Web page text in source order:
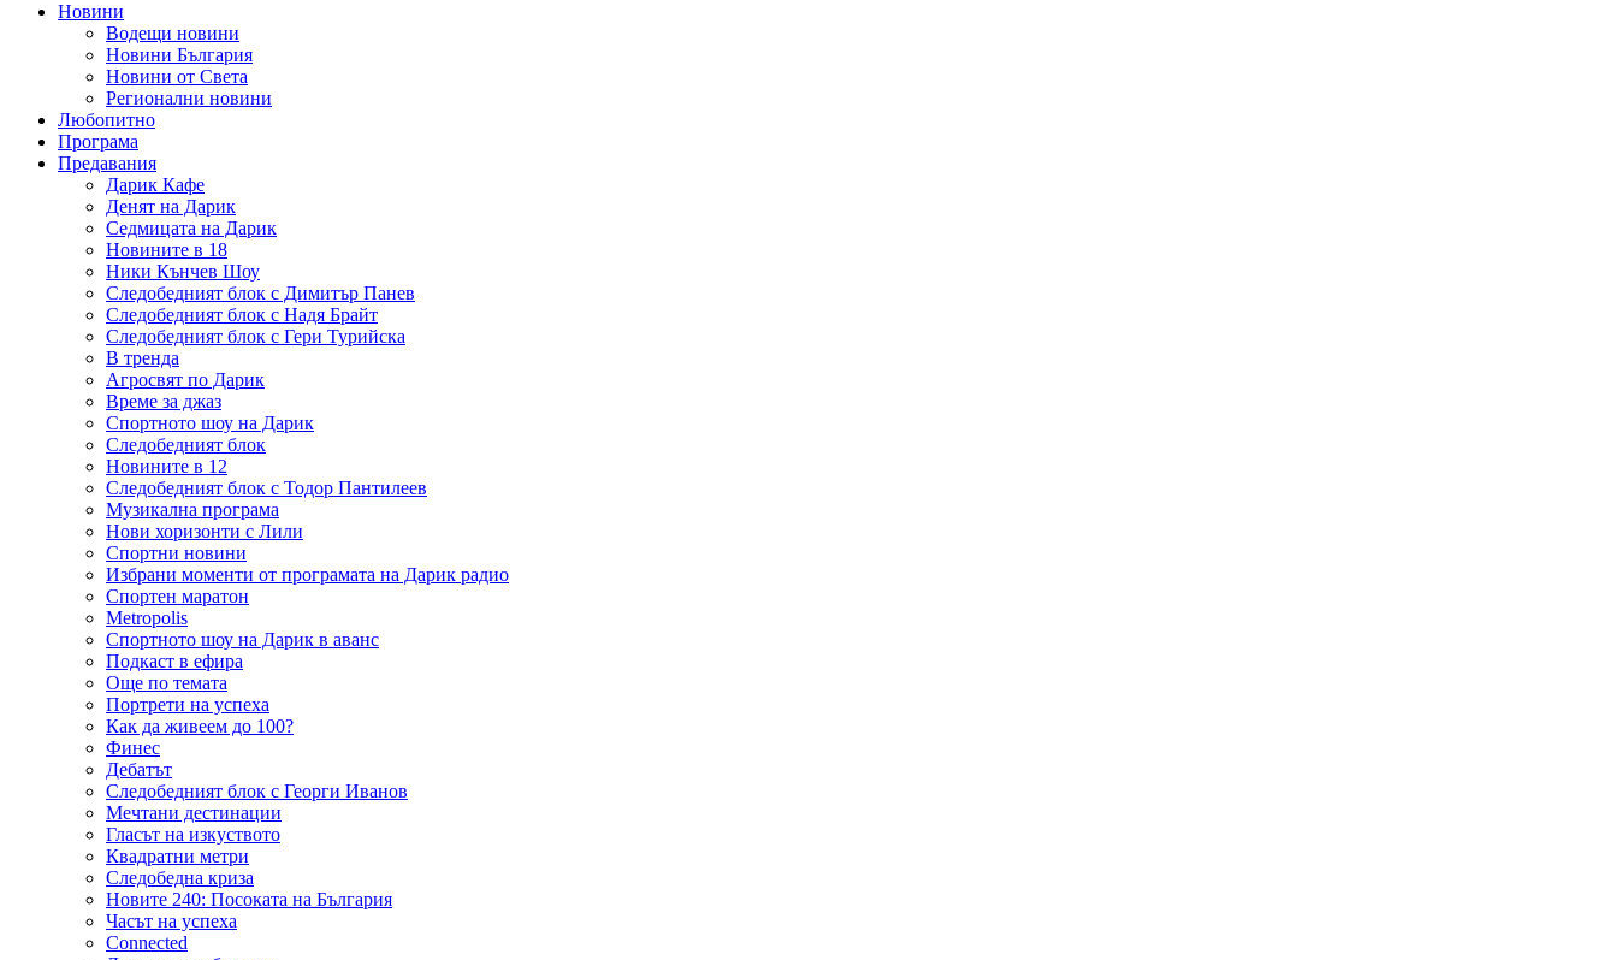
Новини
Водещи новини
Новини България
Новини от Света
Регионални новини
Любопитно
Програма
Предавания
Дарик Кафе
Денят на Дарик
Седмицата на Дарик
Новините в 18
Ники Кънчев Шоу
Следобедният блок с Димитър Панев
Следобедният блок с Надя Брайт
Следобедният блок с Гери Турийска
В тренда
Агросвят по Дарик
Време за джаз
Спортното шоу на Дарик
Следобедният блок
Новините в 12
Следобедният блок с Тодор Пантилеев
Музикална програма
Нови хоризонти с Лили
Спортни новини
Избрани моменти от програмата на Дарик радио
Спортен маратон
Metropolis
Спортното шоу на Дарик в аванс
Подкаст в ефира
Още по темата
Портрети на успеха
Как да живеем до 100?
Финес
Дебатът
Следобедният блок с Георги Иванов
Мечтани дестинации
Гласът на изкуството
Квадратни метри
Следобедна криза
Новите 240: Посоката на България
Часът на успеха
Connected